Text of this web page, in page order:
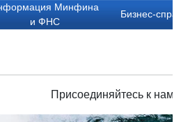
Минфина
и ФНС
Бизнес-
Присоединяйтесь к нам